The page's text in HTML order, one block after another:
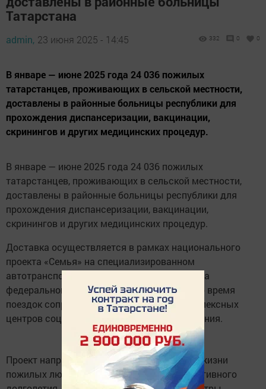
Татарстана
admin, 23 июня 2025 - 14:45 332 0 0
В январе — июне 2025 года 24 036 пожилых
татарстанцев, проживающих в сельской местности,
доставлены в районные больницы республики для
прохождения диспансеризации, вакцинации,
скринингов и других медицинских процедур.
В январе — июне 2025 года 24 036 пожилых
татарстанцев, проживающих в сельской местности,
доставлены в районные больницы республики для
прохождения диспансеризации, вакцинации,
скринингов и других медицинских процедур.
Доставка осуществляется в рамках национального
проекта «Семья» на специализированном
автотранспорте, приобретенном на средства
федерального бюджета. Пожилых людей во время
поездок сопровождают специалисты комплексных
центров социального обслуживания населения.
Проект направлен на повышение качества жизни
пожилых людей и создание условий для активного